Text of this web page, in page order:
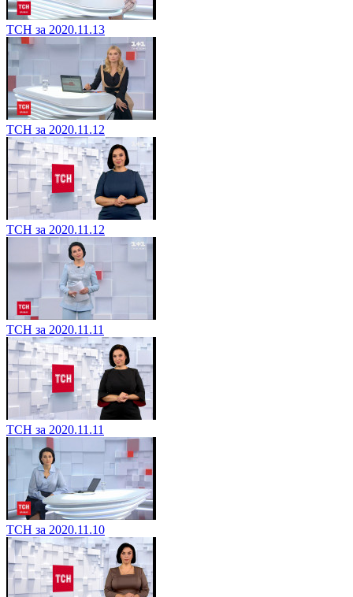
ТСН за 2020.11.13
ТСН за 2020.11.12
ТСН за 2020.11.12
ТСН за 2020.11.11
ТСН за 2020.11.11
ТСН за 2020.11.10